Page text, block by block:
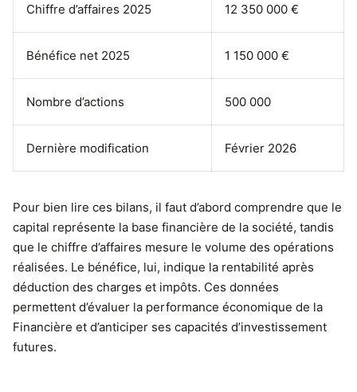
Chiffre d’affaires 2025 12 350 000 €
Bénéfice net 2025 1 150 000 €
Nombre d’actions 500 000
Dernière modification Février 2026
Pour bien lire ces bilans, il faut d’abord comprendre que le
capital représente la base financière de la société, tandis
que le chiffre d’affaires mesure le volume des opérations
réalisées. Le bénéfice, lui, indique la rentabilité après
déduction des charges et impôts. Ces données
permettent d’évaluer la performance économique de la
Financière et d’anticiper ses capacités d’investissement
futures.